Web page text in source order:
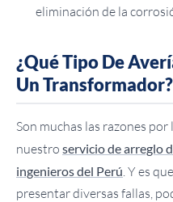
eliminación de la
¿Qué Tipo De
Un Transformador?
Son muchas las razones
nuestro servicio de arreglo
ingenieros del Perú . Y es
presentar diversas fallas,